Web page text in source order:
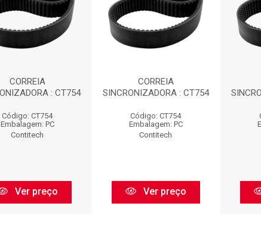
CORREIA
: CT754
Código: CT754
Embalagem: PC
Contitech
Ver preço
CORREIA
SINCRONIZADORA : CT754
Código: CT754
Embalagem: PC
Contitech
Ver preço